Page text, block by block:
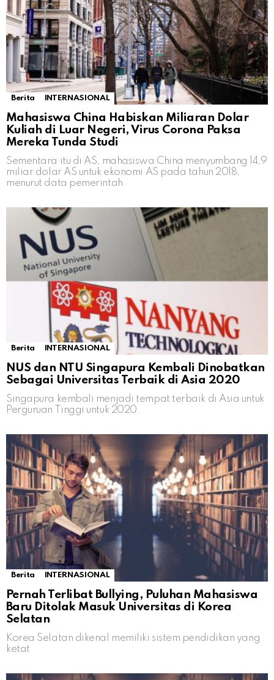
Berita INTERNASIONAL
Mahasiswa China Habiskan Miliaran Dolar
Kuliah di Luar Negeri, Virus Corona Paksa
Mereka Tunda Studi
Sementara itu di AS, mahasiswa China menyumbang 14,9
miliar dolar AS untuk ekonomi AS pada tahun 2018,
menurut data pemerintah.
Berita INTERNASIONAL
NUS dan NTU Singapura Kembali Dinobatkan
Sebagai Universitas Terbaik di Asia 2020
Singapura kembali menjadi tempat terbaik di Asia untuk
Perguruan Tinggi untuk 2020.
Berita INTERNASIONAL
Pernah Terlibat Bullying, Puluhan Mahasiswa
Baru Ditolak Masuk Universitas di Korea
Selatan
Korea Selatan dikenal memiliki sistem pendidikan yang
ketat